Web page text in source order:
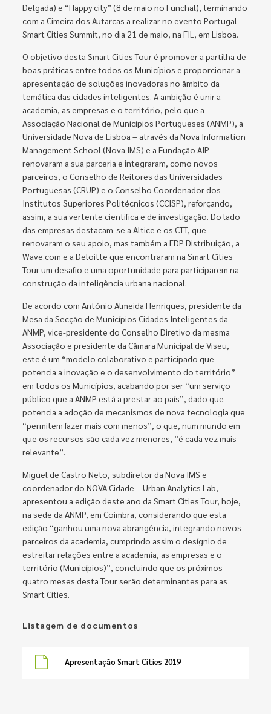
Delgada) e “Happy city” (8 de maio no Funchal), terminando
com a Cimeira dos Autarcas a realizar no evento Portugal
Smart Cities Summit, no dia 21 de maio, na FIL, em Lisboa.
O objetivo desta Smart Cities Tour é promover a partilha de
boas práticas entre todos os Municípios e proporcionar a
apresentação de soluções inovadoras no âmbito da
temática das cidades inteligentes. A ambição é unir a
academia, as empresas e o território, pelo que a
Associação Nacional de Municípios Portugueses (ANMP), a
Universidade Nova de Lisboa – através da Nova Information
Management School (Nova IMS) e a Fundação AIP
renovaram a sua parceria e integraram, como novos
parceiros, o Conselho de Reitores das Universidades
Portuguesas (CRUP) e o Conselho Coordenador dos
Institutos Superiores Politécnicos (CCISP), reforçando,
assim, a sua vertente cientifica e de investigação. Do lado
das empresas destacam-se a Altice e os CTT, que
renovaram o seu apoio, mas também a EDP Distribuição, a
Wave.com e a Deloitte que encontraram na Smart Cities
Tour um desafio e uma oportunidade para participarem na
construção da inteligência urbana nacional.
De acordo com António Almeida Henriques, presidente da
Mesa da Secção de Municípios Cidades Inteligentes da
ANMP, vice-presidente do Conselho Diretivo da mesma
Associação e presidente da Câmara Municipal de Viseu,
este é um “modelo colaborativo e participado que
potencia a inovação e o desenvolvimento do território”
em todos os Municípios, acabando por ser “um serviço
público que a ANMP está a prestar ao país”, dado que
potencia a adoção de mecanismos de nova tecnologia que
“permitem fazer mais com menos”, o que, num mundo em
que os recursos são cada vez menores, “é cada vez mais
relevante”.
Miguel de Castro Neto, subdiretor da Nova IMS e
coordenador do NOVA Cidade – Urban Analytics Lab,
apresentou a edição deste ano da Smart Cities Tour, hoje,
na sede da ANMP, em Coimbra, considerando que esta
edição “ganhou uma nova abrangência, integrando novos
parceiros da academia, cumprindo assim o desígnio de
estreitar relações entre a academia, as empresas e o
território (Municípios)”, concluindo que os próximos
quatro meses desta Tour serão determinantes para as
Smart Cities.
Listagem de documentos
Apresentação Smart Cities 2019